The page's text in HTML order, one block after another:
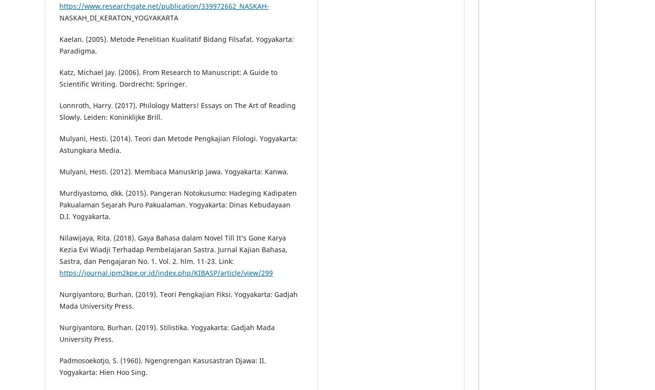
https://www.researchgate.net/publication/339972662_NASKAH-
NASKAH_DI_KERATON_YOGYAKARTA
Kaelan. (2005). Metode Penelitian Kualitatif Bidang Filsafat. Yogyakarta:
Paradigma.
Katz, Michael Jay. (2006). From Research to Manuscript: A Guide to
Scientific Writing. Dordrecht: Springer.
Lonnroth, Harry. (2017). Philology Matters! Essays on The Art of Reading
Slowly. Leiden: Koninklijke Brill.
Mulyani, Hesti. (2014). Teori dan Metode Pengkajian Filologi. Yogyakarta:
Astungkara Media.
Mulyani, Hesti. (2012). Membaca Manuskrip Jawa. Yogyakarta: Kanwa.
Murdiyastomo, dkk. (2015). Pangeran Notokusumo: Hadeging Kadipaten
Pakualaman Sejarah Puro Pakualaman. Yogyakarta: Dinas Kebudayaan
D.I. Yogyakarta.
Nilawijaya, Rita. (2018). Gaya Bahasa dalam Novel Till It’s Gone Karya
Kezia Evi Wiadji Terhadap Pembelajaran Sastra. Jurnal Kajian Bahasa,
Sastra, dan Pengajaran No. 1. Vol. 2. hlm. 11-23. Link:
https://journal.ipm2kpe.or.id/index.php/KIBASP/article/view/299
Nurgiyantoro, Burhan. (2019). Teori Pengkajian Fiksi. Yogyakarta: Gadjah
Mada University Press.
Nurgiyantoro, Burhan. (2019). Stilistika. Yogyakarta: Gadjah Mada
University Press.
Padmosoekotjo, S. (1960). Ngengrengan Kasusastran Djawa: II.
Yogyakarta: Hien Hoo Sing.